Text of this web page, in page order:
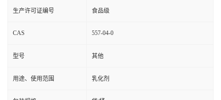
生产许可证编号 食品级
CAS 557-04-0
型号 其他
用途、使用范围 乳化剂